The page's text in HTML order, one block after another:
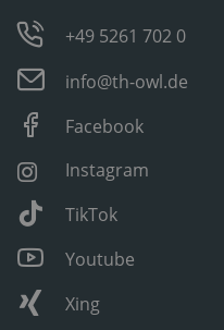
+49 5261 702 0
info@th-owl.de
Facebook
Instagram
TikTok
Youtube
Xing